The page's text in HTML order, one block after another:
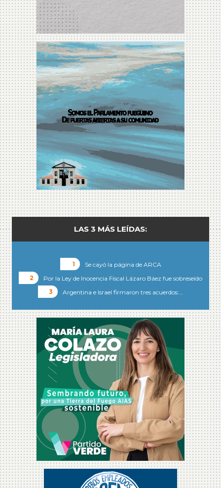
LAS 3 MÁS LEÍDAS:
Se cayó la página de ARCA
Por la Ley de Inocencia Fiscal Lázaro Báez fue sobreseído
Argentina e Israel firmaron tres acuerdos:…